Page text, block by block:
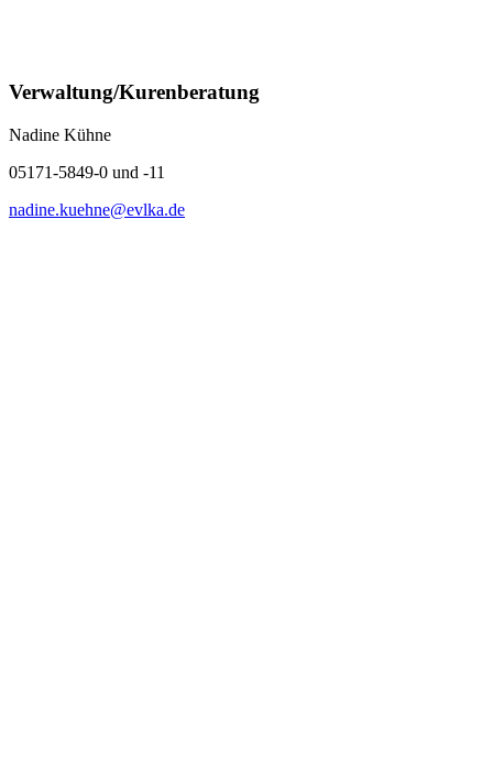
Verwaltung/Kurenberatung
Nadine Kühne
05171-5849-0 und -11
nadine.kuehne@evlka.de